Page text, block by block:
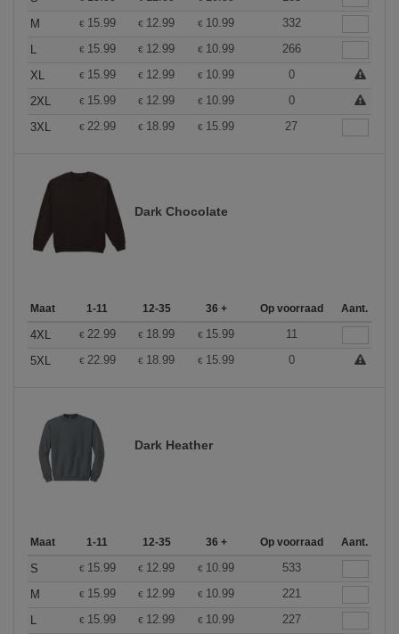
M
€ 15.99 € 12.99 € 10.99
332
L
€ 15.99 € 12.99 € 10.99
266
XL
€ 15.99 € 12.99 € 10.99
0
2XL
€ 15.99 € 12.99 € 10.99
0
3XL
€ 22.99 € 18.99 € 15.99 27
Dark Chocolate
Maat 1-11 12-35 36 + Op voorraad Aant.
4XL € 22.99 € 18.99 € 15.99
11
5XL
€ 22.99 € 18.99 € 15.99 0
Dark Heather
Maat 1-11 12-35 36 + Op voorraad Aant.
S € 15.99 € 12.99 € 10.99
533
M
€ 15.99 € 12.99 € 10.99
221
L
€ 15.99 € 12.99 € 10.99
227